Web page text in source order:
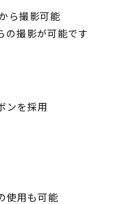
ら撮影可能
の撮影が可能です
ンを採用
使用も可能